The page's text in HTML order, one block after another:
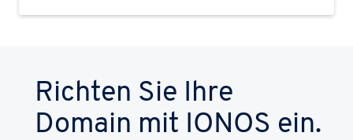
Richten Sie Ihre
Domain mit IONOS ein.